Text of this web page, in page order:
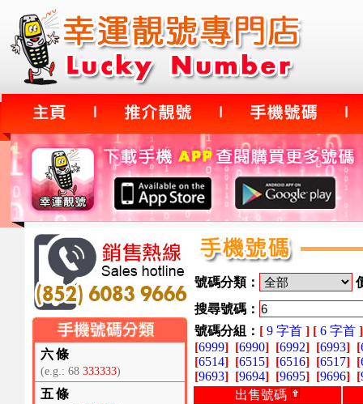
六條
(e.g.: 68 333333)
五條
號碼分類：
搜尋號碼：
號碼分組： [ 9 字首 ] [ 6 字首 ]
[6999] [6990] [6992] [6993] [
[6514] [6515] [6516] [6517] [
[9693] [9694] [9695] [9696] [
出售號碼